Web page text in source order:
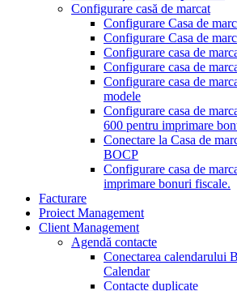
Configurare casă de marcat
Configurare Casa de
Configurare Casa de
Configurare casa de
Configurare casa de
Configurare casa de
modele
Configurare casa de
600 pentru imprimare
Conectare la Casa de
BOCP
Configurare casa de
imprimare bonuri fiscale.
Facturare
Proiect Management
Client Management
Agendă contacte
Conectarea calendarului
Calendar
Contacte duplicate